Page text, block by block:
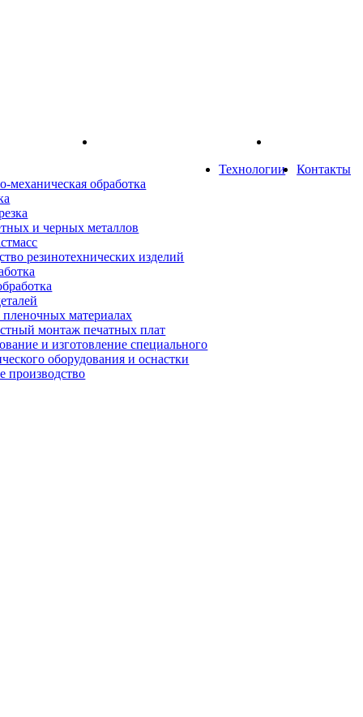
механическая обработка
и черных металлов
резинотехнических изделий
пленочных материалах
монтаж печатных плат
и изготовление специального
оборудования и оснастки
производство
Технологии Контакты